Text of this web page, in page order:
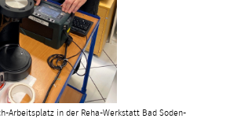
Arbeitsplatz in der Reha-Werkstatt Bad Soden-